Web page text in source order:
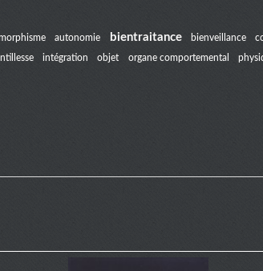
autonomie bientraitance bienveillance
intégration objet organe comportemental